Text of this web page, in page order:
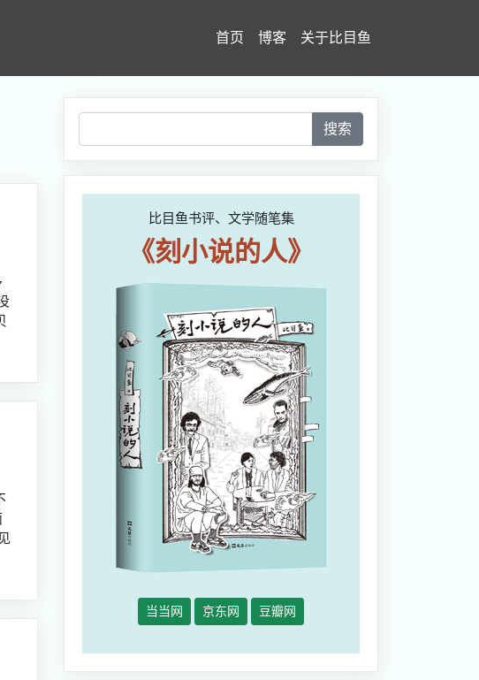
首页 博客 关于比目鱼
搜索
比目鱼书评、文学随笔集
《刻小说的人》
当当网 京东网 豆瓣网